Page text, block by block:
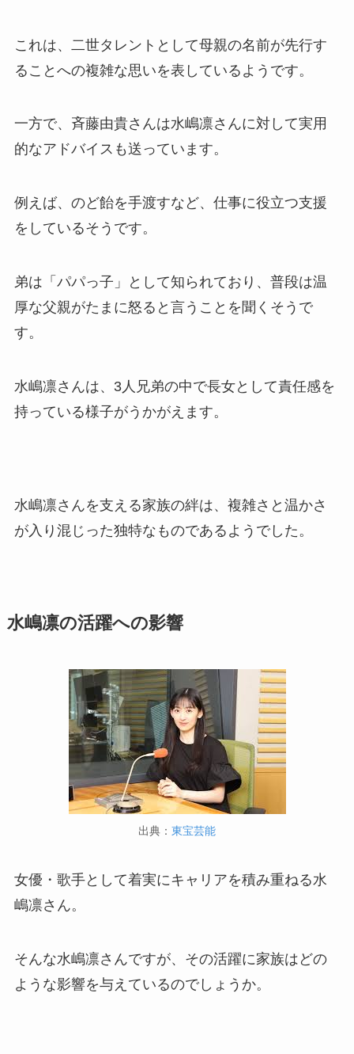
これは、二世タレントとして母親の名前が先行す
ることへの複雑な思いを表しているようです。
一方で、斉藤由貴さんは水嶋凛さんに対して実用
的なアドバイスも送っています。
例えば、のど飴を手渡すなど、仕事に役立つ支援
をしているそうです。
弟は「パパっ子」として知られており、普段は温
厚な父親がたまに怒ると言うことを聞くそうで
す。
水嶋凛さんは、3人兄弟の中で長女として責任感を
持っている様子がうかがえます。
水嶋凛さんを支える家族の絆は、複雑さと温かさ
が入り混じった独特なものであるようでした。
水嶋凛の活躍への影響
出典： 東宝芸能
女優・歌手として着実にキャリアを積み重ねる水
嶋凛さん。
そんな水嶋凛さんですが、その活躍に家族はどの
ような影響を与えているのでしょうか。